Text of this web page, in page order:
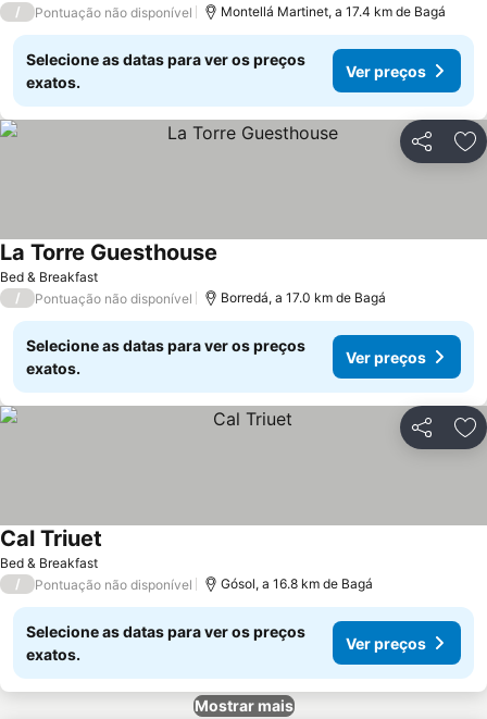
/ Pontuação não disponível Montellá Martinet, a 17.4 km de Bagá
Selecione as datas para ver os preços
exatos.
Ver preços
Partilhar
Bed & Breakfast
La Torre Guesthouse
/ Pontuação não disponível Borredá, a 17.0 km de Bagá
Selecione as datas para ver os preços
exatos.
Ver preços
Partilhar
Bed & Breakfast
Cal Triuet
/ Pontuação não disponível Gósol, a 16.8 km de Bagá
Selecione as datas para ver os preços
exatos.
Ver preços
Mostrar mais